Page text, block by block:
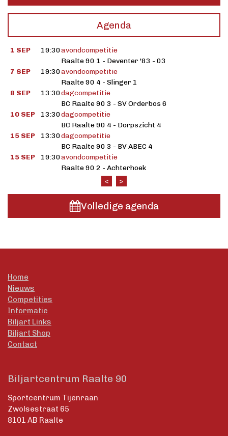
Agenda
1 SEP 19:30avondcompetitie
Raalte 90 1 - Deventer '83 - 03
7 SEP
19:30avondcompetitie
Raalte 90 4 - Slinger 1
8 SEP
13:30dagcompetitie
BC Raalte 90 3 - SV Orderbos 6
10 SEP
13:30dagcompetitie
BC Raalte 90 4 - Dorpszicht 4
15 SEP
13:30dagcompetitie
BC Raalte 90 3 - BV ABEC 4
15 SEP
19:30avondcompetitie
Raalte 90 2 - Achterhoek
<
>
Volledige agenda
Home
Nieuws
Competities
Informatie
Biljart Links
Biljart Shop
Contact
Biljartcentrum Raalte 90
Sportcentrum Tijenraan
Zwolsestraat 65
8101 AB Raalte